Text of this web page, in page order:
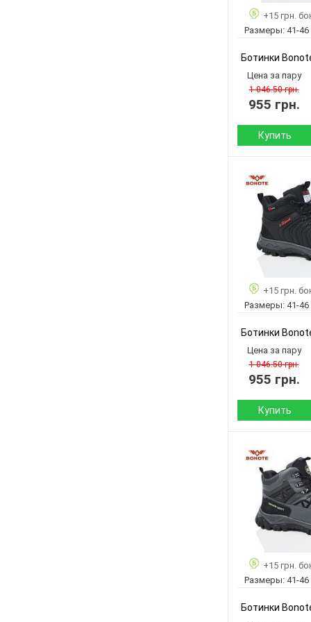
Бренд:
Артикул:
Размер:
Кол-во пар:
Цвет:
Пол:
+15 грн.
Размеры: 41-46
Ботинки
Цена за пару
1 046.50 грн.
955 грн.
Купить
Материал верха:
Материал
внутри:
Подошва :
производитель:
Бренд:
Артикул:
Кол-во пар:
Цвет:
+15 грн.
Размеры: 41-46
Ботинки
Цена за пару
1 046.50 грн.
955 грн.
Купить
Материал верха:
Материал
внутри:
Подошва :
производитель:
Бренд:
Артикул:
+15 грн.
Размеры: 41-46
Ботинки